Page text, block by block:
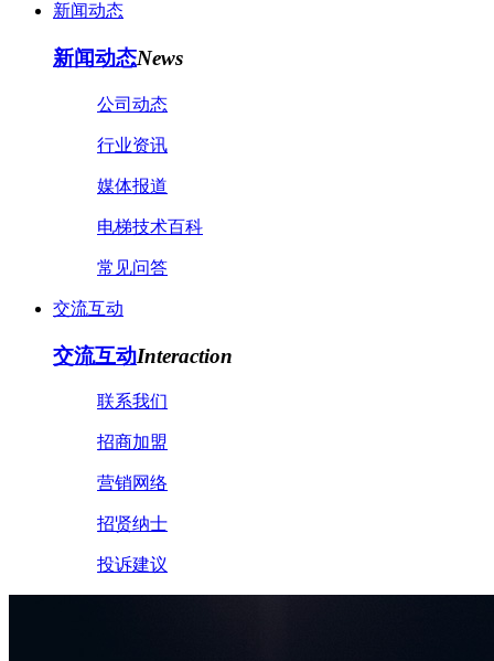
新闻动态
新闻动态News
公司动态
行业资讯
媒体报道
电梯技术百科
常见问答
交流互动
交流互动Interaction
联系我们
招商加盟
营销网络
招贤纳士
投诉建议